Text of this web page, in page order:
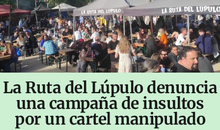
La Ruta del Lúpulo denuncia
una campaña de insultos
por un cartel manipulado